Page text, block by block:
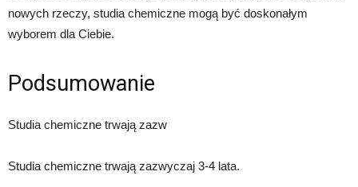
nowych rzeczy, studia chemiczne mogą być doskonałym
wyborem dla Ciebie.
Podsumowanie
Studia chemiczne trwają zazw
Studia chemiczne trwają zazwyczaj 3-4 lata.